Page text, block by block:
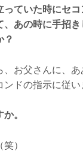
っていた時にセ
あの時に手招き
？
お父さんに、あ
ドの指示に従い
。
）